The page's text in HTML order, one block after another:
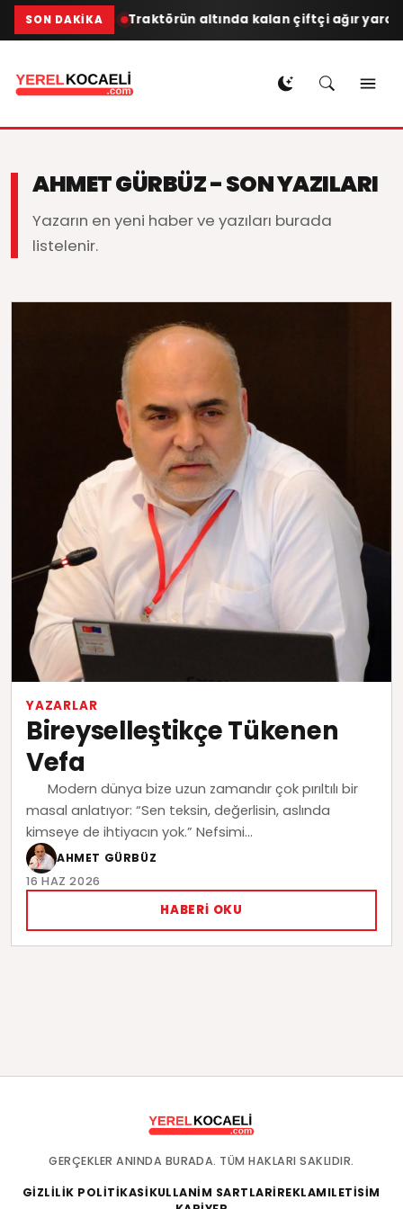
SON DAKIKA
diliyorum Traktörün altında kalan çiftçi ağır
AHMET GÜRBÜZ - SON YAZILARI
Yazarın en yeni haber ve yazıları burada
listelenir.
YAZARLAR
Bireyselleştikçe Tükenen
Vefa
Modern dünya bize uzun zamandır çok pırıltılı bir
masal anlatıyor: “Sen teksin, değerlisin, aslında
kimseye de ihtiyacın yok.” Nefsimi...
AHMET GÜRBÜZ
16 HAZ 2026
HABERI OKU
GERÇEKLER ANINDA BURADA. TÜM HAKLARI SAKLIDIR.
GIZLILIK POLITIKASIKULLANIM SARTLARIREKLAMILETISIM